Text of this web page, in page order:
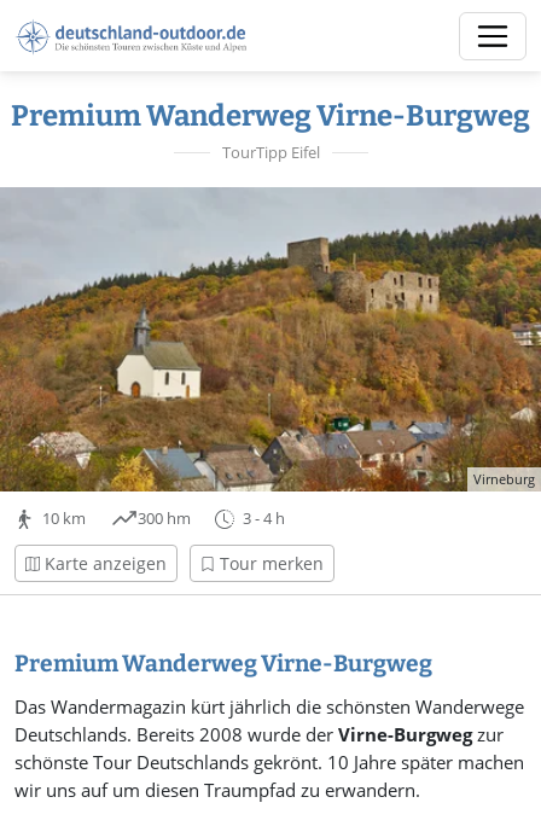
Premium Wanderweg Virne-Burgweg
TourTipp Eifel
Virneburg
10 km 300 hm 3 - 4 h
Karte anzeigen Tour merken
Premium Wanderweg Virne-Burgweg
Das Wandermagazin kürt jährlich die schönsten Wanderwege
Deutschlands. Bereits 2008 wurde derVirne-Burgwegzur
schönste Tour Deutschlands gekrönt. 10 Jahre später machen
wir uns auf um diesen Traumpfad zu erwandern.